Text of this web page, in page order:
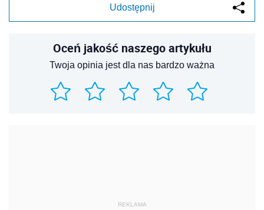
Udostępnij
Oceń jakość naszego artykułu
Twoja opinia jest dla nas bardzo ważna
REKLAMA